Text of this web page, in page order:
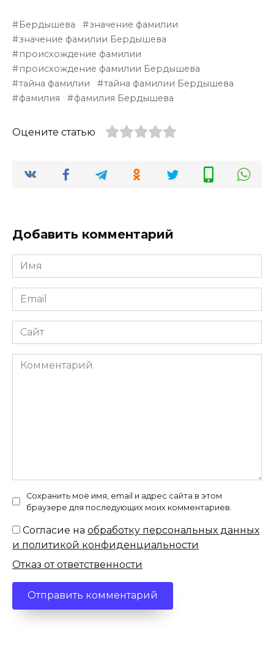
Бердышева
значение фамилии
значение фамилии Бердышева
происхождение фамилии
происхождение фамилии Бердышева
тайна фамилии
тайна фамилии Бердышева
фамилия
фамилия Бердышева
Оцените статью
Добавить комментарий
Имя
*
Email
*
Сайт
Комментарий
Сохранить моё имя, email и адрес сайта в этом
браузере для последующих моих комментариев.
Согласие на обработку персональных данных
и политикой конфиденциальности
Отказ от ответственности